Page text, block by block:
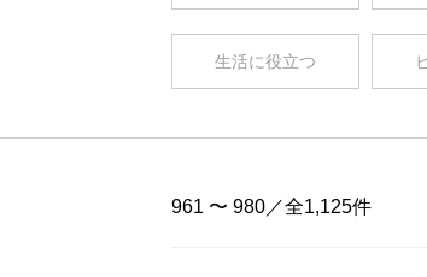
生活に役立つ
961 〜 980／全1,125件